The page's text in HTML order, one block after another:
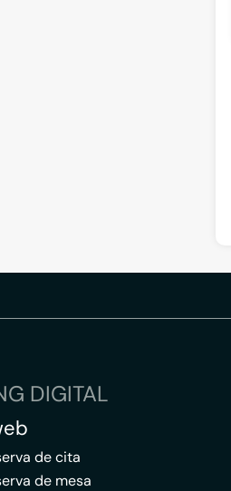
DIGITAL
de cita
de mesa